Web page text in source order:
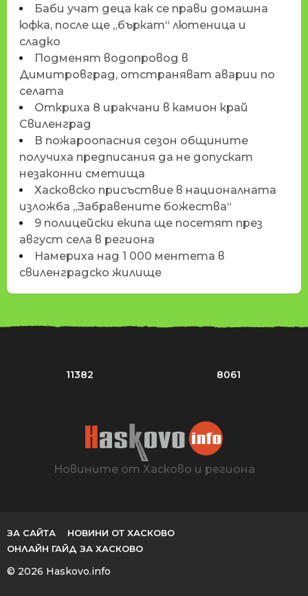
Баби учат деца как се прави домашна
юфка, после ще „бъркат“ лютеница и
сладко
Подменят водопровод в
Димитровград, отстраняват аварии по
селата
Откриха 8 иракчани в камион край
Свиленград
В пожароопасния сезон общините
получиха предписания да не допускат
незаконни сметища
Хасковско присъствие в националната
изложба „Забравените божества“
9 полицейски екипа ще посетят през
август села в региона
Намериха над 1 000 ментета в
свиленградско жилище
11382 8061
Новините от Хасково и региона
ЗА САЙТА
НОВИНИ ОТ ХАСКОВО
ОНЛАЙН ГАЙД ЗА ХАСКОВО
© 2026 Haskovo.info